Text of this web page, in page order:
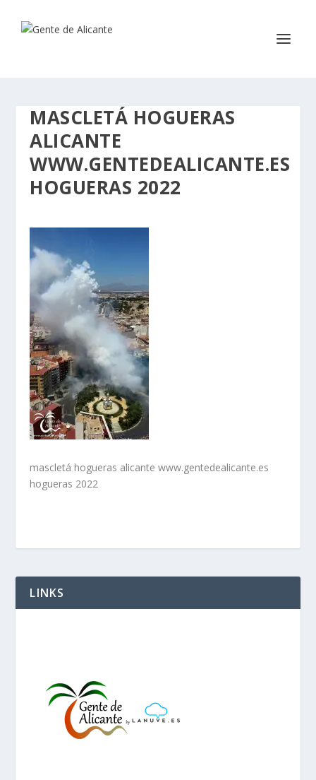
MASCLETÁ HOGUERAS
ALICANTE
WWW.GENTEDEALICANTE.ES
HOGUERAS 2022
mascletá hogueras alicante www.gentedealicante.es
hogueras 2022
LINKS